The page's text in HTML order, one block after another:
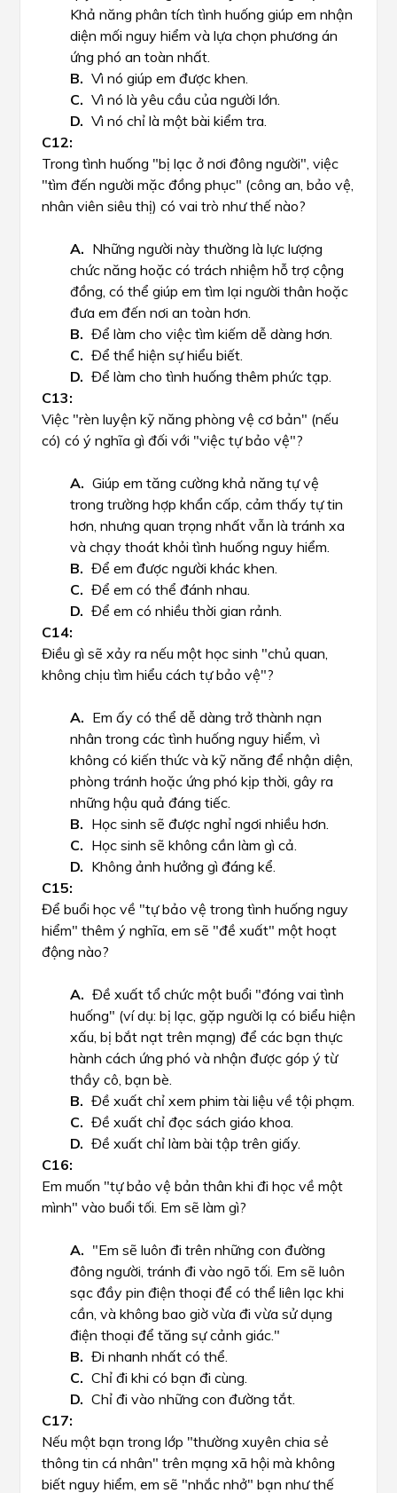
Khả năng phân tích tình huống giúp em nhận
diện mối nguy hiểm và lựa chọn phương án
ứng phó an toàn nhất.
Vì nó giúp em được khen.
Vì nó là yêu cầu của người lớn.
Vì nó chỉ là một bài kiểm tra.
Trong tình huống "bị lạc ở nơi đông người", việc
"tìm đến người mặc đồng phục" (công an, bảo vệ,
nhân viên siêu thị) có vai trò như thế nào?
Những người này thường là lực lượng
chức năng hoặc có trách nhiệm hỗ trợ cộng
đồng, có thể giúp em tìm lại người thân hoặc
đưa em đến nơi an toàn hơn.
Để làm cho việc tìm kiếm dễ dàng hơn.
Để thể hiện sự hiểu biết.
Để làm cho tình huống thêm phức tạp.
Việc "rèn luyện kỹ năng phòng vệ cơ bản" (nếu
có) có ý nghĩa gì đối với "việc tự bảo vệ"?
Giúp em tăng cường khả năng tự vệ
trong trường hợp khẩn cấp, cảm thấy tự tin
hơn, nhưng quan trọng nhất vẫn là tránh xa
và chạy thoát khỏi tình huống nguy hiểm.
Để em được người khác khen.
Để em có thể đánh nhau.
Để em có nhiều thời gian rảnh.
Điều gì sẽ xảy ra nếu một học sinh "chủ quan,
không chịu tìm hiểu cách tự bảo vệ"?
Em ấy có thể dễ dàng trở thành nạn
nhân trong các tình huống nguy hiểm, vì
không có kiến thức và kỹ năng để nhận diện,
phòng tránh hoặc ứng phó kịp thời, gây ra
những hậu quả đáng tiếc.
Học sinh sẽ được nghỉ ngơi nhiều hơn.
Học sinh sẽ không cần làm gì cả.
Không ảnh hưởng gì đáng kể.
Để buổi học về "tự bảo vệ trong tình huống nguy
hiểm" thêm ý nghĩa, em sẽ "đề xuất" một hoạt
động nào?
Đề xuất tổ chức một buổi "đóng vai tình
huống" (ví dụ: bị lạc, gặp người lạ có biểu hiện
xấu, bị bắt nạt trên mạng) để các bạn thực
hành cách ứng phó và nhận được góp ý từ
thầy cô, bạn bè.
Đề xuất chỉ xem phim tài liệu về tội phạm.
Đề xuất chỉ đọc sách giáo khoa.
Đề xuất chỉ làm bài tập trên giấy.
Em muốn "tự bảo vệ bản thân khi đi học về một
mình" vào buổi tối. Em sẽ làm gì?
"Em sẽ luôn đi trên những con đường
đông người, tránh đi vào ngõ tối. Em sẽ luôn
sạc đầy pin điện thoại để có thể liên lạc khi
cần, và không bao giờ vừa đi vừa sử dụng
điện thoại để tăng sự cảnh giác."
Đi nhanh nhất có thể.
Chỉ đi khi có bạn đi cùng.
Chỉ đi vào những con đường tắt.
Nếu một bạn trong lớp "thường xuyên chia sẻ
thông tin cá nhân" trên mạng xã hội mà không
biết nguy hiểm, em sẽ "nhắc nhở" bạn như thế